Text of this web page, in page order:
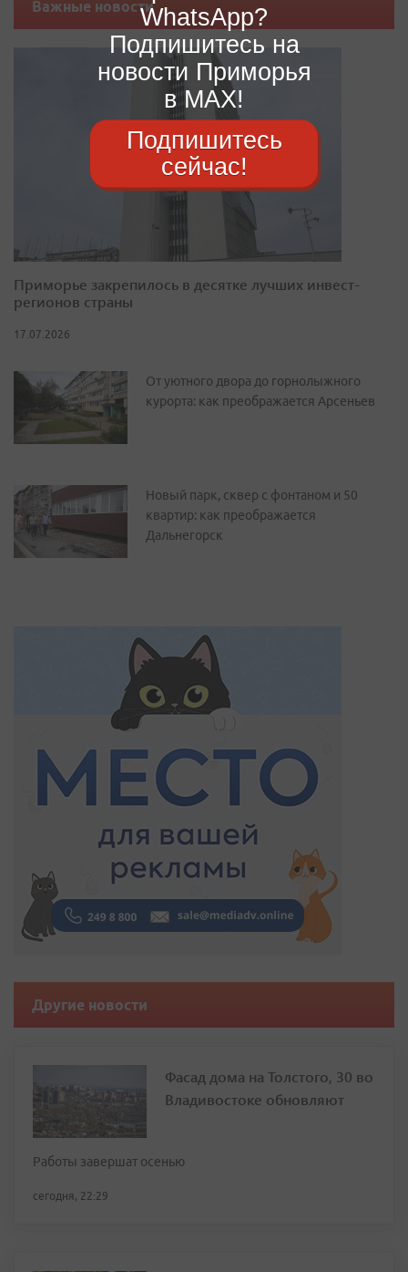
Важные новости
Приморье закрепилось в десятке лучших инвест-
регионов страны
17.07.2026
От уютного двора до горнолыжного
курорта: как преображается Арсеньев
Новый парк, сквер с фонтаном и 50
квартир: как преображается
Дальнегорск
Другие новости
Фасад дома на Толстого, 30 во
Владивостоке обновляют
Работы завершат осенью
сегодня, 22:29
WhatsApp?
Подпишитесь на
новости Приморья
в MAX!
Подпишитесь
сейчас!